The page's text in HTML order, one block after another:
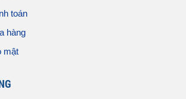
toán
hàng
mật